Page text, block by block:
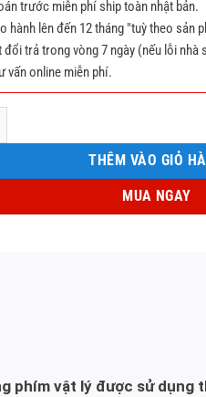
trước miễn phí ship toàn nhật bản.
hành lên đến 12 tháng "tuỳ theo sản
đổi trả trong vòng 7 ngày (nếu lỗi nhà
vấn online miễn phí.
IPhone 15 số lượng
THÊM VÀO GIỎ
MUA NGAY
phím vật lý được sử dụng